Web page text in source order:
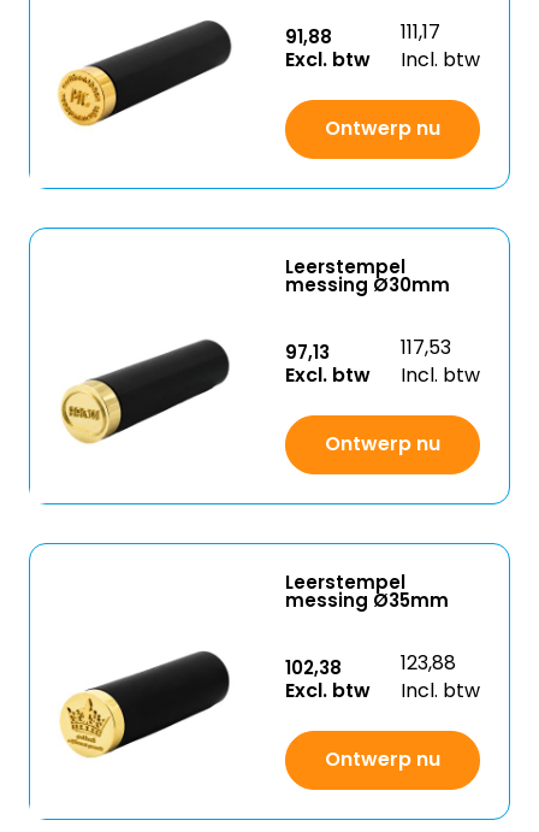
91,88
Excl. btw
111,17
Incl. btw
Ontwerp nu
Leerstempel
messing Ø30mm
97,13
Excl. btw
117,53
Incl. btw
Ontwerp nu
Leerstempel
messing Ø35mm
102,38
Excl. btw
123,88
Incl. btw
Ontwerp nu